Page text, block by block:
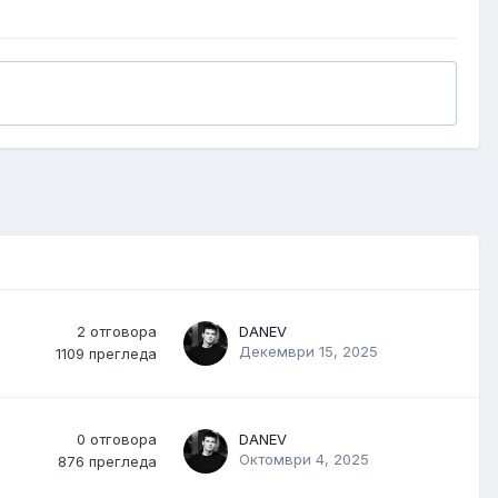
2 отговора
1109 прегледа
DANEV
Декември 15, 2025
0 отговора
876 прегледа
DANEV
Октомври 4, 2025